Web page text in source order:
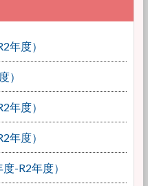
年度）
）
年度）
年度）
-R2年度）